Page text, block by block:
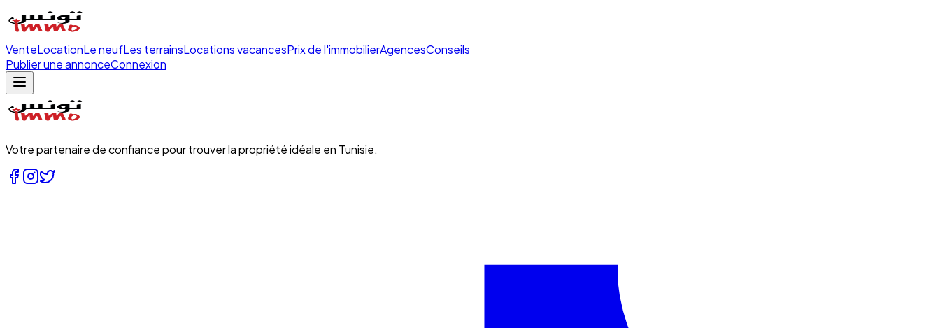
VenteLocationLe neufLes terrainsLocations vacancesPrix de l'immobilierAgencesConseils
Publier une annonceConnexion
Votre partenaire de confiance pour trouver la propriété idéale en Tunisie.